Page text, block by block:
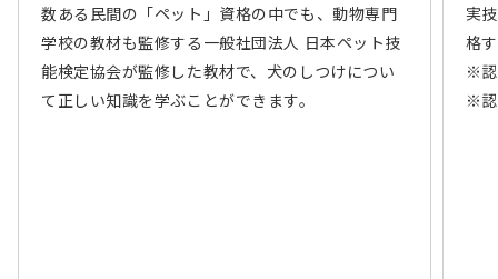
数ある民間の「ペット」資格の中でも、動物専門
学校の教材も監修する一般社団法人 日本ペット技
能検定協会が監修した教材で、犬のしつけについ
て正しい知識を学ぶことができます。
実
格
※認
※認